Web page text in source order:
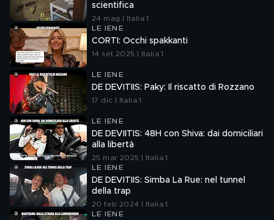
scientifica
24 mag | Italia 1
LE IENE
CORTI: Occhi spakkanti
14 set 2025 | Italia 1
LE IENE
DE DEVITIIS: Paky: Il riscatto di Rozzano
17 dic | Italia 1
LE IENE
DE DEVIITIS: 48H con Shiva: dai domiciliari
alla libertà
25 mar 2025 | Italia 1
LE IENE
DE DEVITIIS: Simba La Rue: nel tunnel
della trap
20 feb 2024 | Italia 1
LE IENE